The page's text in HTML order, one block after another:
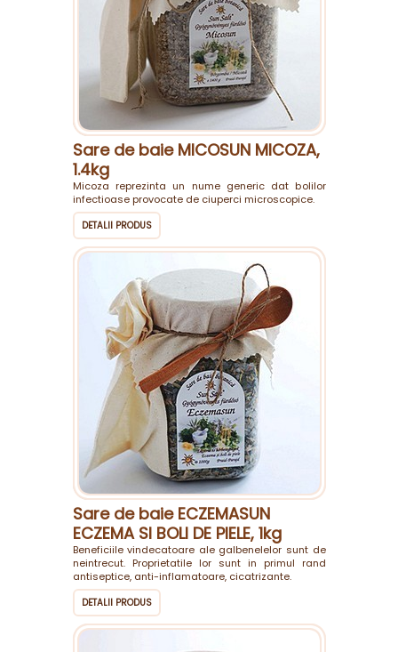
Sare de baie MICOSUN MICOZA,
1.4kg
Micoza reprezinta un nume generic dat bolilor
infectioase provocate de ciuperci microscopice.
DETALII PRODUS
Sare de baie ECZEMASUN
ECZEMA SI BOLI DE PIELE, 1kg
Beneficiile vindecatoare ale galbenelelor sunt de
neintrecut. Proprietatile lor sunt in primul rand
antiseptice, anti-inflamatoare, cicatrizante.
DETALII PRODUS